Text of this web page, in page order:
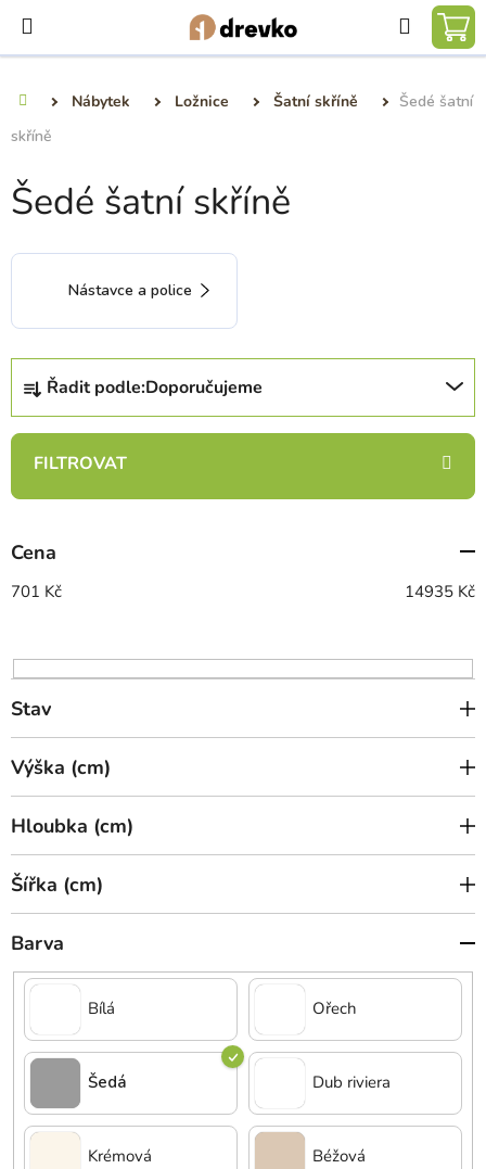
obsah
Hledat
Nábytek Ložnice Šatní skříně
Šedé šatní
skříně
Šedé šatní skříně
Nástavce a police
Ř
z
n
p
r
o
u
k
t
ů
Řadit podle:Doporučujeme
Cena
701 Kč 14935 Kč
Stav
Výška (cm)
Hloubka (cm)
Šířka (cm)
Barva
Bílá Ořech
Šedá Dub riviera
Krémová Béžová